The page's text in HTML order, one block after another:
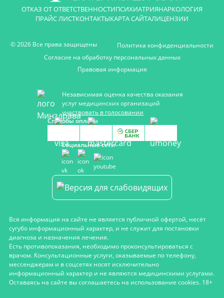
ОТКАЗ ОТ ОТВЕТСТВЕННОСТИПСИХИАТРИЯНАРКОЛОГИЯ
ПРАЙС ЛИСТКОНТАКТЫКАРТА САЙТАЛИЦЕНЗИИ
© 2026 Все права защищены
Политика конфиденциальности
Согласие на обработку персональных данных
Правовая информация
Независимая оценка качества оказания
услуг медицинских организаций
участвовать в голосовании
Способы оплаты
Социальные сети
Вся информация на сайте не является публичной офертой, несёт
сугубо информационный характер, и не служит для постановки
диагноза и назначения лечения.
Есть противопоказания, необходимо проконсультироваться с
врачом. Консультационные услуги, оказываемые по телефону,
мессенджерам и в соцсетях носят исключительно
информационный характер и не являются медицинскими услугами.
Оставаясь на сайте вы соглашаетесь на использование cookies. 18+